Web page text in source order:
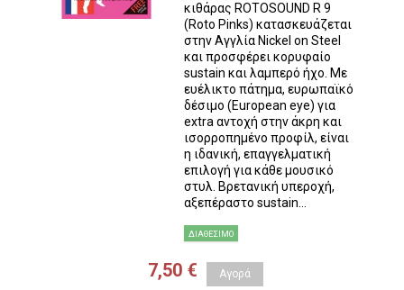
κιθάρας ROTOSOUND R 9
(Roto Pinks) κατασκευάζεται
στην Αγγλία Nickel on Steel
και προσφέρει κορυφαίο
sustain και λαμπερό ήχο. Με
ευέλικτο πάτημα, ευρωπαϊκό
δέσιμο (European eye) για
extra αντοχή στην άκρη και
ισορροπημένο προφίλ, είναι
η ιδανική, επαγγελματική
επιλογή για κάθε μουσικό
στυλ. Βρετανική υπεροχή,
αξεπέραστο sustain...
ΔΙΑΘΈΣΙΜΟ
7,50 € Αγορά